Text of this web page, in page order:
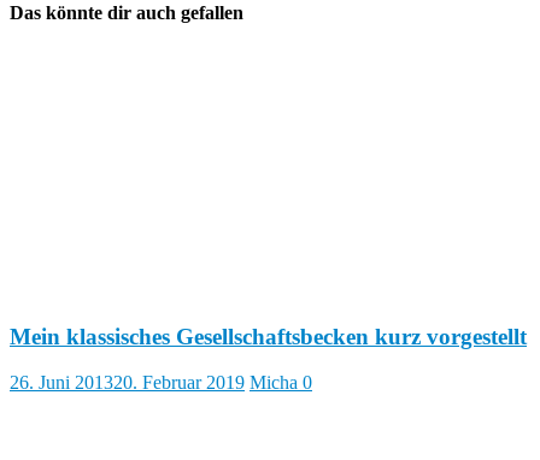
Das könnte dir auch gefallen
Mein klassisches Gesellschaftsbecken kurz vorgestellt
26. Juni 201320. Februar 2019 Micha 0